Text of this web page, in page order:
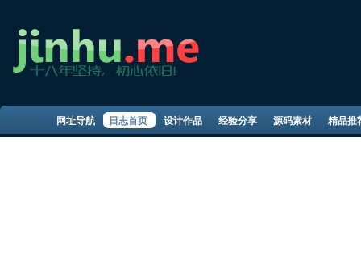
网址导航 日志首页 设计作品 经验分享 源码素材 精品推